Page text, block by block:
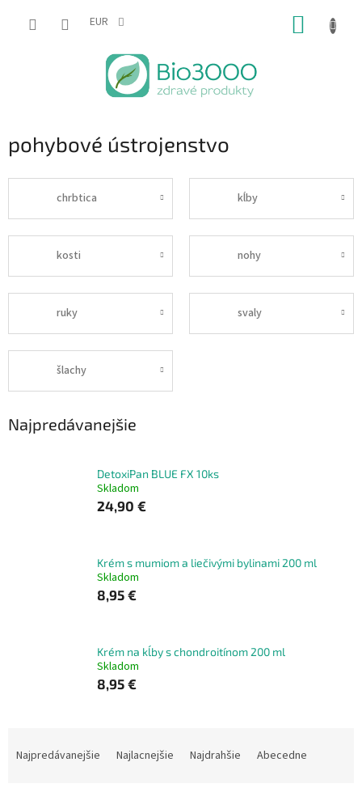
EUR
pohybové ústrojenstvo
chrbtica kĺby
kosti nohy
ruky svaly
šlachy
Najpredávanejšie
DetoxiPan BLUE FX 10ks
Skladom
24,90 €
Krém s mumiom a liečivými bylinami 200 ml
Skladom
8,95 €
Krém na kĺby s chondroitínom 200 ml
Skladom
8,95 €
Najpredávanejšie Najlacnejšie Najdrahšie Abecedne